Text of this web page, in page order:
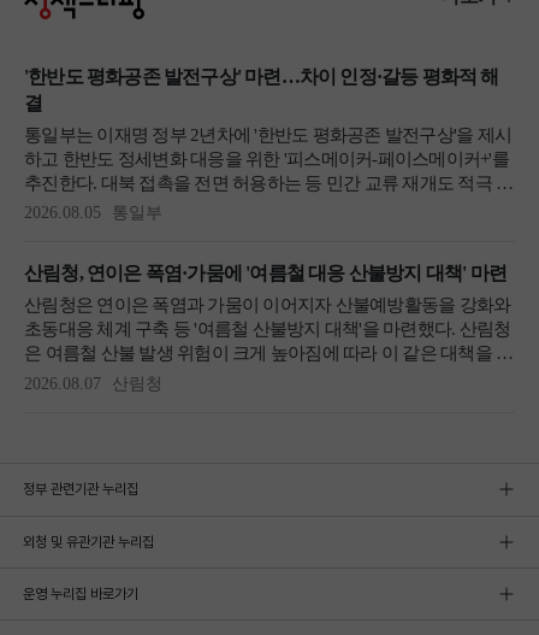
정부 관련기관 누리집
외청 및 유관기관 누리집
운영 누리집 바로가기